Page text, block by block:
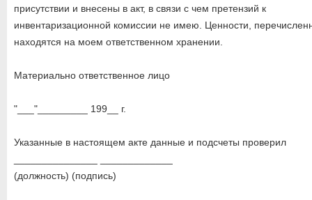
присутствии и внесены в акт, в связи с чем претензий к
инвентаризационной комиссии не имею. Ценности,
находятся на моем ответственном хранении.
Материально ответственное лицо
"___"_________ 199__ г.
Указанные в настоящем акте данные и подсчеты проверил
(должность) (подпись)